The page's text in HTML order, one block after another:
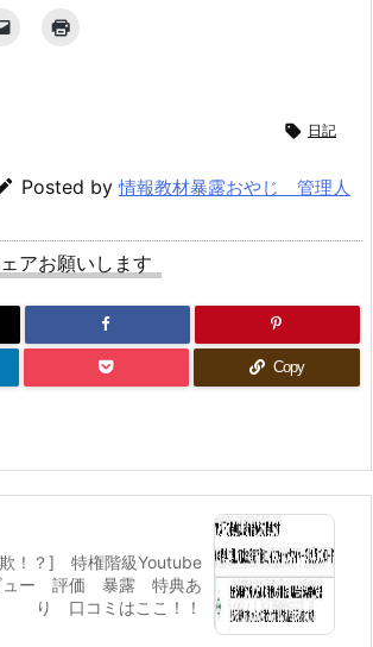
 日記
Posted by情報教材暴露おやじ 管理人
アお願いします
Copy
！？] 特権階級Youtube
ュー 評価 暴露 特典あ
り 口コミはここ！！